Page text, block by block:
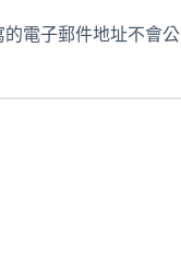
電子郵件地址不會公